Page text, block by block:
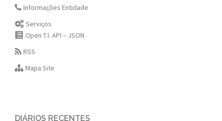
Informações Entidade
Serviços
Open T.I. API – JSON
RSS
Mapa Site
DIÁRIOS RECENTES